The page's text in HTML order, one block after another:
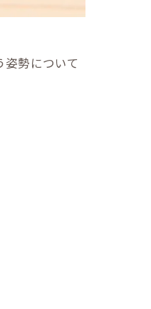
勢について